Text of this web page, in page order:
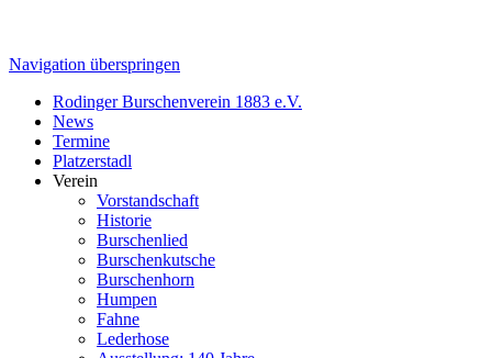
Navigation überspringen
Rodinger Burschenverein 1883 e.V.
News
Termine
Platzerstadl
Verein
Vorstandschaft
Historie
Burschenlied
Burschenkutsche
Burschenhorn
Humpen
Fahne
Lederhose